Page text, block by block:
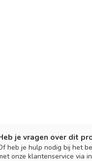
je vragen over dit
heb je hulp nodig bij het
onze klantenservice via